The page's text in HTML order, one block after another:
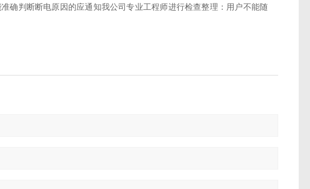
确判断断电原因的应通知我公司专业工程师进行检查整理：用户不能随